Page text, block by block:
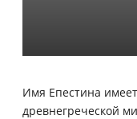
Имя Епестина
древнегреческой